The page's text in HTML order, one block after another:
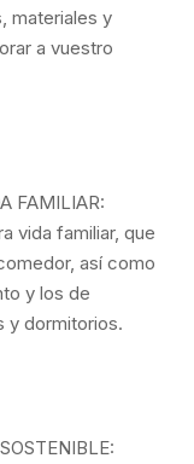
materiales y
a vuestro
FAMILIAR:
vida familiar, que
así como
y los de
y dormitorios.